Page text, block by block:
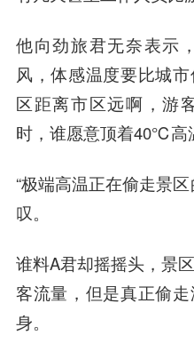
他向劲旅君无奈表示
风，体感温度要比城
区距离市区远啊，游
时，谁愿意顶着40℃高
“极端高温正在偷走景
叹。
谁料A君却摇摇头，景
客流量，但是真正偷
身。